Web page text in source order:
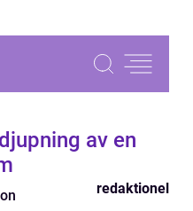
av en
redaktionel